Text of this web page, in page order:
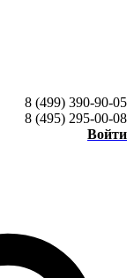
8 (499) 390-90-05
8 (495) 295-00-08
Войти